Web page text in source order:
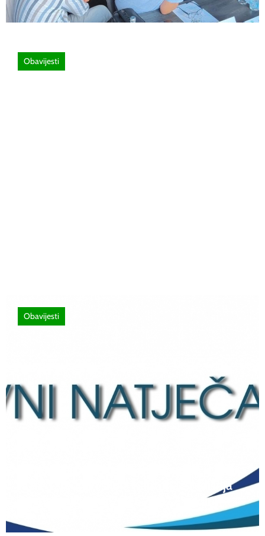
Obavijesti
razred srednjih škola Kantona Središnja
Bosna u školskoj 2026./2027. godini
Obavijesti